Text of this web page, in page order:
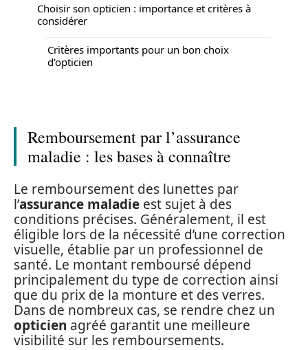
Choisir son opticien : importance et critères à
considérer
Critères importants pour un bon choix
d’opticien
Remboursement par l’assurance
maladie : les bases à connaître
Le remboursement des lunettes par
l’assurance maladie est sujet à des
conditions précises. Généralement, il est
éligible lors de la nécessité d’une correction
visuelle, établie par un professionnel de
santé. Le montant remboursé dépend
principalement du type de correction ainsi
que du prix de la monture et des verres.
Dans de nombreux cas, se rendre chez un
opticien agréé garantit une meilleure
visibilité sur les remboursements.